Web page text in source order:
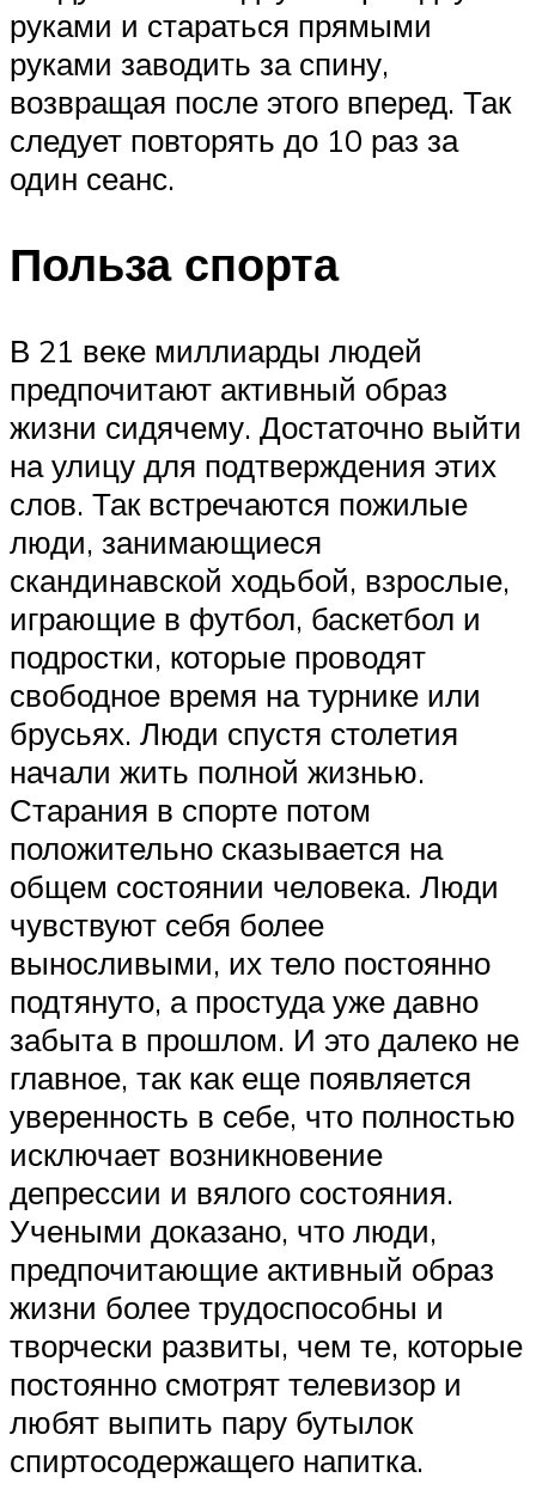
руками и стараться прямыми
руками заводить за спину,
возвращая после этого вперед. Так
следует повторять до 10 раз за
один сеанс.
Польза спорта
В 21 веке миллиарды людей
предпочитают активный образ
жизни сидячему. Достаточно выйти
на улицу для подтверждения этих
слов. Так встречаются пожилые
люди, занимающиеся
скандинавской ходьбой, взрослые,
играющие в футбол, баскетбол и
подростки, которые проводят
свободное время на турнике или
брусьях. Люди спустя столетия
начали жить полной жизнью.
Старания в спорте потом
положительно сказывается на
общем состоянии человека. Люди
чувствуют себя более
выносливыми, их тело постоянно
подтянуто, а простуда уже давно
забыта в прошлом. И это далеко не
главное, так как еще появляется
уверенность в себе, что полностью
исключает возникновение
депрессии и вялого состояния.
Учеными доказано, что люди,
предпочитающие активный образ
жизни более трудоспособны и
творчески развиты, чем те, которые
постоянно смотрят телевизор и
любят выпить пару бутылок
спиртосодержащего напитка.